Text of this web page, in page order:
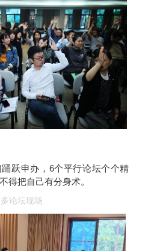
跃申办，6个平行论坛个个精
得把自己有分身术。
论坛现场